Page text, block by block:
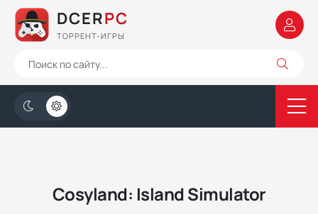
DCERPC
ТОРРЕНТ-ИГРЫ
Cosyland: Island Simulator